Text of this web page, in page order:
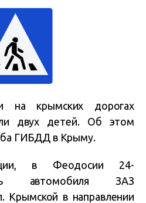
на крымских дорогах
двух детей. Об этом
ГИБДД в Крыму.
в Феодосии 24-
автомобиля ЗАЗ
Крымской в направлении